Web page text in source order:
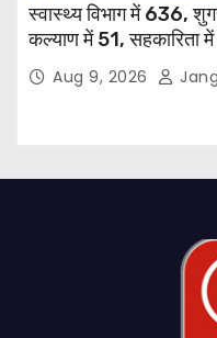
स्वास्थ्य विभाग में 636,
कल्याण में 51, सहकारिता
हुईं: मुख्यमंत्री भगवंत सिंह मान
Aug 9, 2026